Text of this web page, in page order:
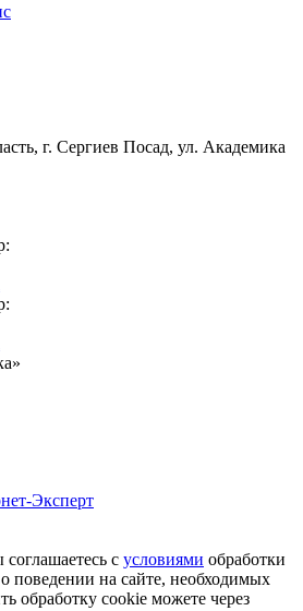
г. Сергиев Посад, ул. Академика
Эксперт
с условиями обработки
поведении на сайте, необходимых
обработку cookie можете через